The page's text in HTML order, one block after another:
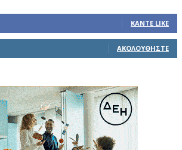
ΚΆΝΤΕ LIKE
ΑΚΟΛΟΥΘΉΣΤΕ